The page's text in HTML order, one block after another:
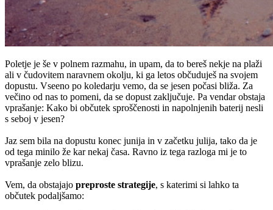
Poletje je še v polnem razmahu, in upam, da to bereš nekje na plaži
ali v čudovitem naravnem okolju, ki ga letos občuduješ na svojem
dopustu. Vseeno po koledarju vemo, da se jesen počasi bliža. Za
večino od nas to pomeni, da se dopust zaključuje. Pa vendar obstaja
vprašanje: Kako bi občutek sproščenosti in napolnjenih baterij nesli
s seboj v jesen?
Jaz sem bila na dopustu konec junija in v začetku julija, tako da je
od tega minilo že kar nekaj časa. Ravno iz tega razloga mi je to
vprašanje zelo blizu.
Vem, da obstajajo preproste strategije, s katerimi si lahko ta
občutek podaljšamo: